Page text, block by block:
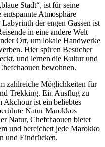
Stadt“, ist für seine
Atmosphäre
der engen Gassen ist
in eine andere Welt
Ort, um lokale Handwerke
Hier spüren Besucher
und lernen die Kultur und
bewohnen.
zahlreiche Möglichkeiten für
Trekking. Ein Ausflug zu
Akchour ist ein beliebtes
Natur Marokkos
Natur, Chefchaouen bietet
und bereichert jede Marokko
und Eindrücken.